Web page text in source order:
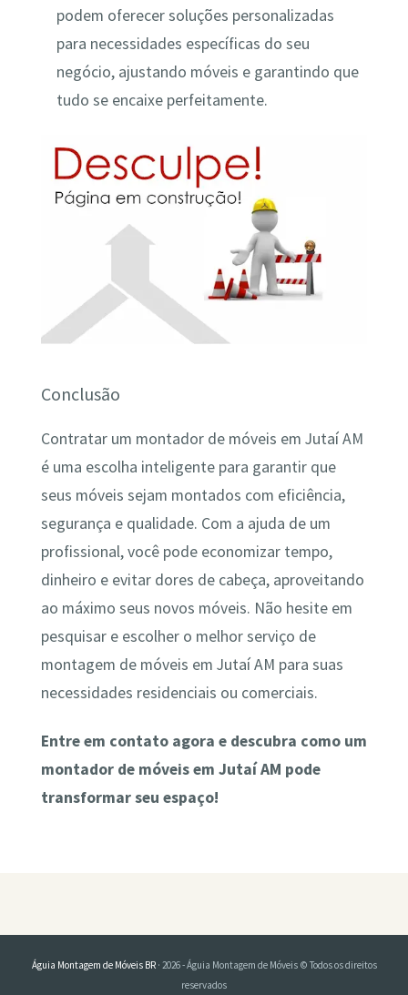
podem oferecer soluções personalizadas
para necessidades específicas do seu
negócio, ajustando móveis e garantindo que
tudo se encaixe perfeitamente.
Conclusão
Contratar um montador de móveis em Jutaí AM
é uma escolha inteligente para garantir que
seus móveis sejam montados com eficiência,
segurança e qualidade. Com a ajuda de um
profissional, você pode economizar tempo,
dinheiro e evitar dores de cabeça, aproveitando
ao máximo seus novos móveis. Não hesite em
pesquisar e escolher o melhor serviço de
montagem de móveis em Jutaí AM para suas
necessidades residenciais ou comerciais.
Entre em contato agora e descubra como um
montador de móveis em Jutaí AM pode
transformar seu espaço!
Águia Montagem de Móveis BR· 2026 - Águia Montagem de Móveis © Todos os direitos
reservados